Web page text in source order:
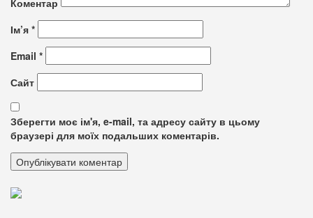
Ім’я *
Email *
Сайт
Зберегти моє ім'я, e-mail, та адресу сайту в цьому
браузері для моїх подальших коментарів.